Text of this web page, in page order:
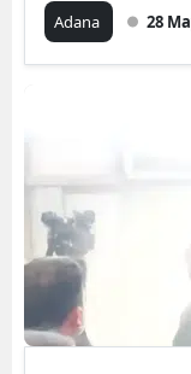
Adana 28